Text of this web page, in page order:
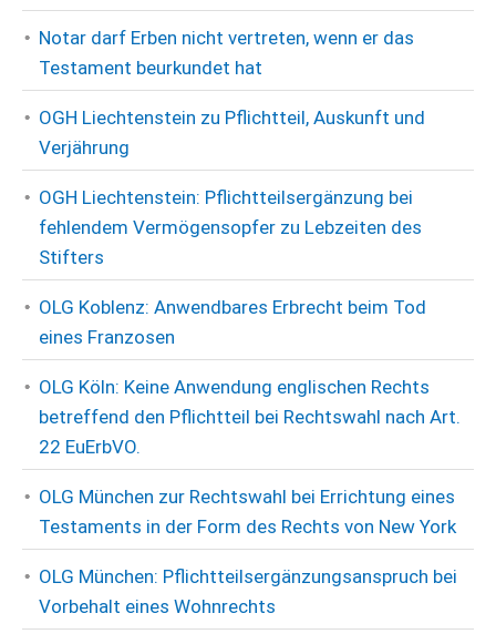
Notar darf Erben nicht vertreten, wenn er das
Testament beurkundet hat
OGH Liechtenstein zu Pflichtteil, Auskunft und
Verjährung
OGH Liechtenstein: Pflichtteilsergänzung bei
fehlendem Vermögensopfer zu Lebzeiten des
Stifters
OLG Koblenz: Anwendbares Erbrecht beim Tod
eines Franzosen
OLG Köln: Keine Anwendung englischen Rechts
betreffend den Pflichtteil bei Rechtswahl nach Art.
22 EuErbVO.
OLG München zur Rechtswahl bei Errichtung eines
Testaments in der Form des Rechts von New York
OLG München: Pflichtteilsergänzungsanspruch bei
Vorbehalt eines Wohnrechts